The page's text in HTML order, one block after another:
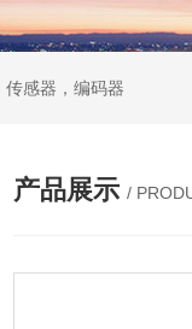
感器，编码器
产品展示 /